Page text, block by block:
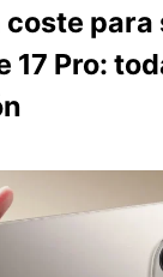
17 Pro: